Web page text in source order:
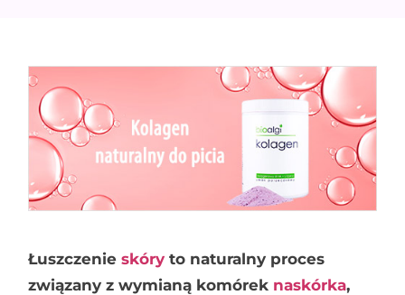
Łuszczenieskóry to naturalny proces
związany z wymianą komórek naskórka,